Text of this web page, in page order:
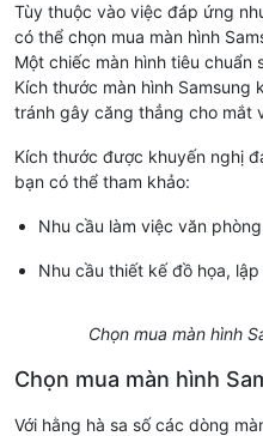
Tùy thuộc vào việc đáp ứng
có thể chọn mua màn hình
Một chiếc màn hình tiêu chuẩn
Kích thước màn hình Samsung
tránh gây căng thẳng cho mắt
Kích thước được khuyến nghị
bạn có thể tham khảo:
Nhu cầu làm việc văn
Nhu cầu thiết kế đồ họa,
Chọn mua màn hình
Chọn mua màn hình
Với hằng hà sa số các dòng